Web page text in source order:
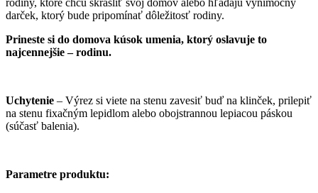
darček, ktorý bude pripomínať dôležitosť rodiny.
Prineste si do domova kúsok umenia, ktorý oslavuje to
najcennejšie – rodinu.
Uchytenie – Výrez si viete na stenu zavesiť buď na klinček, prilepiť
na stenu fixačným lepidlom alebo obojstrannou lepiacou páskou
(súčasť balenia).
Parametre produktu: